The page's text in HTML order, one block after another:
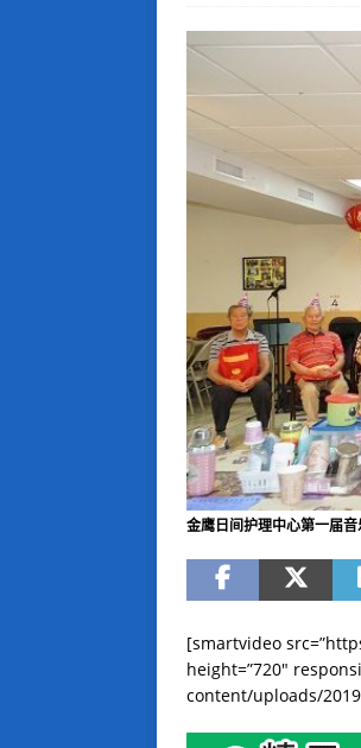
金鹰日间护理中心第一届
[smartvideo
height=”720″
content/uploads/